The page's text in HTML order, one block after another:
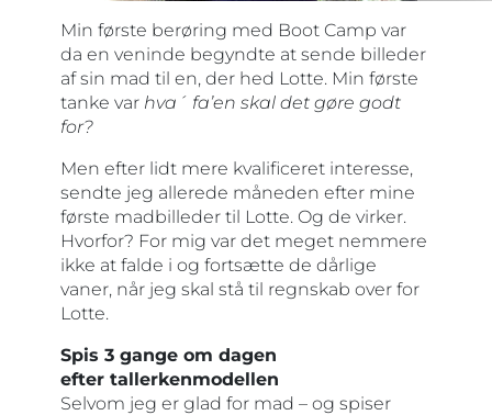
Min første berøring med Boot Camp var
da en veninde begyndte at sende billeder
af sin mad til en, der hed Lotte. Min første
tanke var hva´ fa’en skal det gøre godt
for?
Men efter lidt mere kvalificeret interesse,
sendte jeg allerede måneden efter mine
første madbilleder til Lotte. Og de virker.
Hvorfor? For mig var det meget nemmere
ikke at falde i og fortsætte de dårlige
vaner, når jeg skal stå til regnskab over for
Lotte.
Spis 3 gange om dagen
efter tallerkenmodellen
Selvom jeg er glad for mad – og spiser